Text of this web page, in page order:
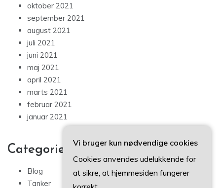
oktober 2021
september 2021
august 2021
juli 2021
juni 2021
maj 2021
april 2021
marts 2021
februar 2021
januar 2021
Categories
Blog
Tanker
Vi bruger kun nødvendige cookies
Cookies anvendes udelukkende for
at sikre, at hjemmesiden fungerer